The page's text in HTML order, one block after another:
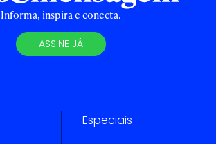
Informa, inspira e conecta.
ASSINE JÁ
Especiais